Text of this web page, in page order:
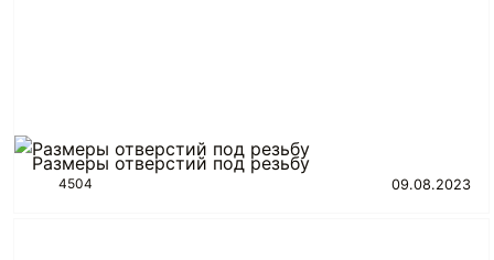
Размеры отверстий под резьбу
4504 09.08.2023